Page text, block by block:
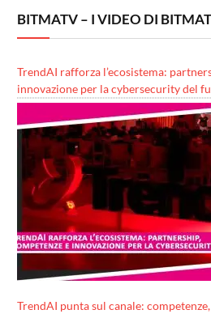
BITMATV – I VIDEO DI BITMAT
TrendAI rafforza l’ecosistema:
innovazione per la cybersecurity del
TrendAI punta sul canale: